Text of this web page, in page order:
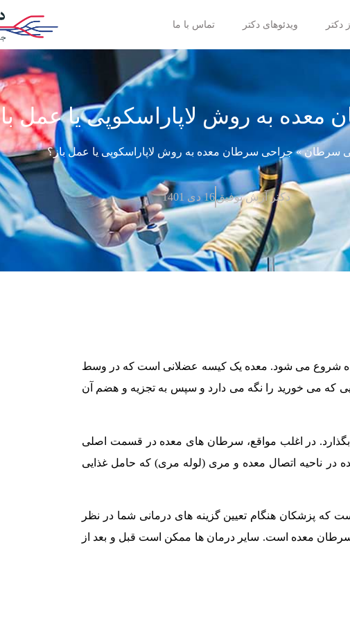
ویدئوهای دکتر تماس با ما
به روش لاپاراسکوپی یا عمل
سرطان»جراحی سرطان معده به روش لاپاراسکوپی یا عمل باز؟
دکتر آرش توفیق16 دی 1401
شروع می شود. معده یک کیسه عضلانی است که در وسط
که می خورید را نگه می دارد و سپس به تجزیه و هضم آن
در اغلب مواقع، سرطان های معده در قسمت اصلی
ناحیه اتصال معده و مری (لوله مری) که حامل غذایی
پزشکان هنگام تعیین گزینه های درمانی شما در نظر
معده است. سایر درمان ها ممکن است قبل و بعد از